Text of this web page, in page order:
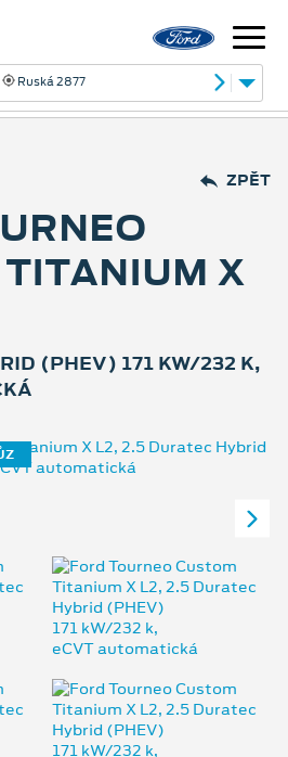
Ruská 2877
ZPĚT
X
(PHEV) 171 KW/232 K,